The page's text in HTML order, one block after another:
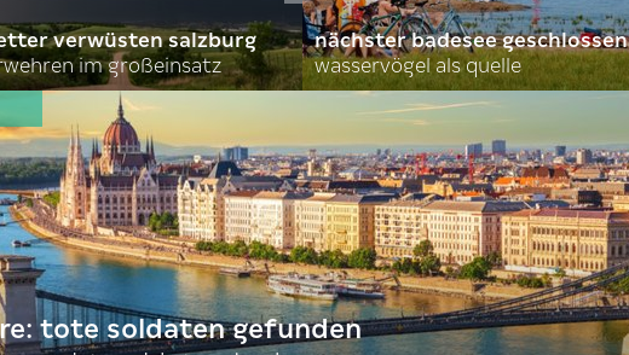
verwüsten salzburg
im großeinsatz
nächster badesee geschlossen
wasservögel als quelle
tote soldaten gefunden